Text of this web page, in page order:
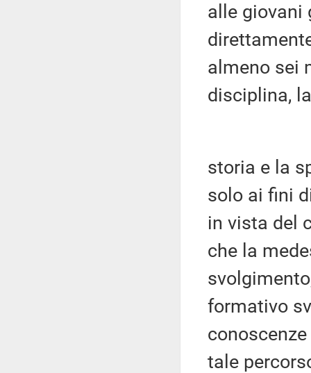
alle giovani
almeno sei
disciplina, la
storia e la
solo ai fini
in vista del
che la
formativo
tale